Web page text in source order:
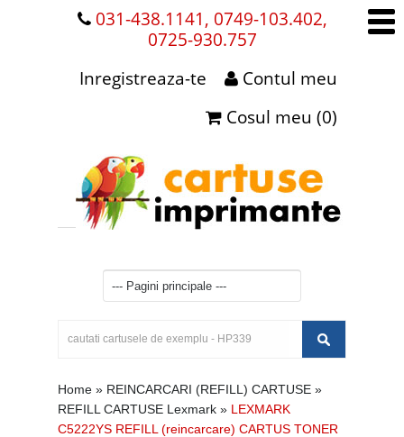
031-438.1141, 0749-103.402,
0725-930.757
Contul meu
Inregistreaza-te
Cosul meu (0)
Home » REINCARCARI (REFILL) CARTUSE »
REFILL CARTUSE Lexmark » LEXMARK
C5222YS REFILL (reincarcare) CARTUS TONER